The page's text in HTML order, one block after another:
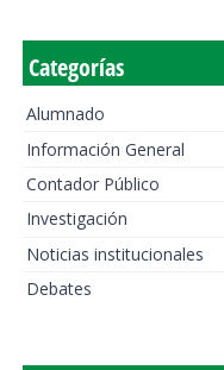
Categorías
Alumnado
Información General
Contador Público
Investigación
Noticias institucionales
Debates